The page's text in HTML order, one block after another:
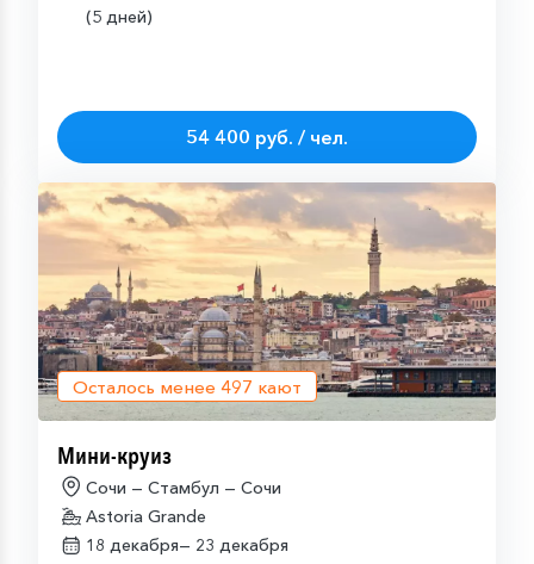
(5 дней)
54 400 руб. / чел.
Осталось менее 497 кают
Мини-круиз
Сочи — Стамбул — Сочи
Astoria Grande
18 декабря— 23 декабря